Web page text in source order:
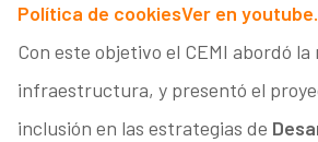
Política de cookiesVer en
Con este objetivo el CEMI abordó
infraestructura, y presentó el
inclusión en las estrategias de